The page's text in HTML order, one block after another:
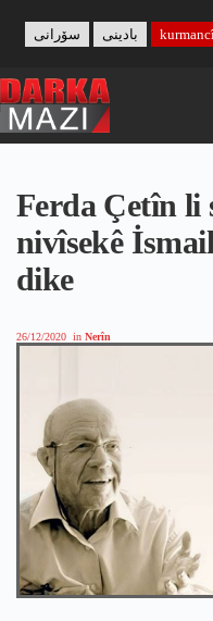
content
بادینی سۆرانی
Ferda Çetîn li
nivîsekê
dike
26/12/2020 in Nerîn